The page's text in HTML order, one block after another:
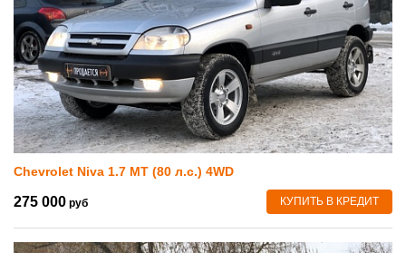
Chevrolet Niva 1.7 MT (80 л.с.) 4WD
275 000 руб КУПИТЬ В КРЕДИТ